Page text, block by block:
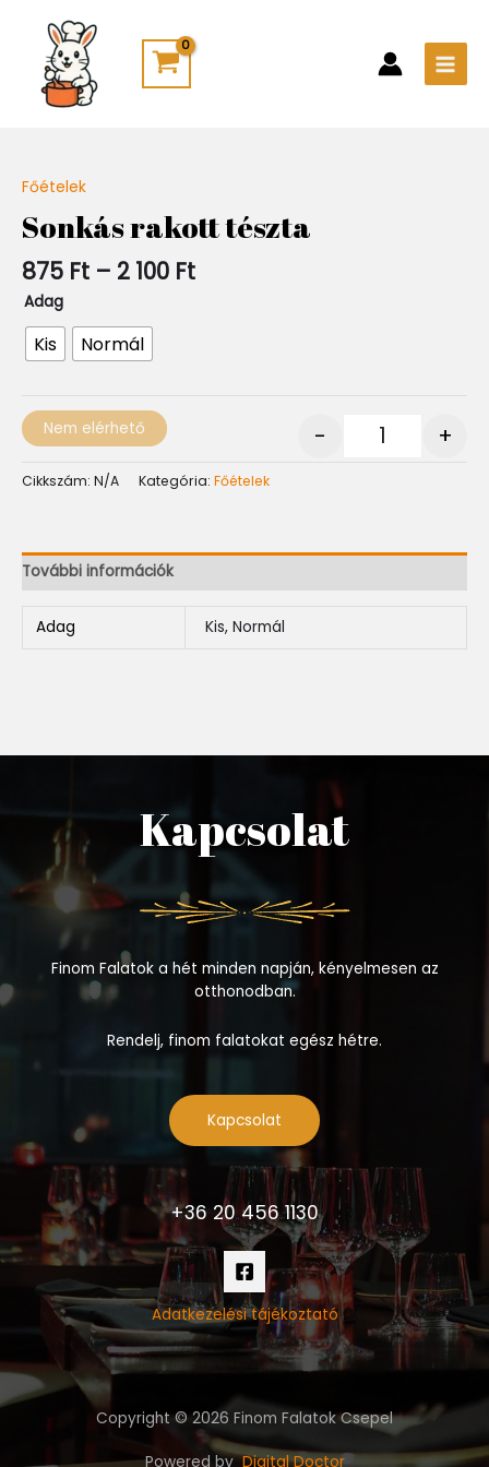
content
Főételek
Sonkás rakott tészta
875 Ft – 2 100 Ft
875 Ft
-
2
100 Ft
Adag
Kis Normál
- +
Nem elérhető
Cikkszám: N/A Kategória: Főételek
További információk
Adag Kis, Normál
Kapcsolat
Finom Falatok a hét minden napján, kényelmesen az
otthonodban.
Rendelj, finom falatokat egész hétre.
Kapcsolat
+36 20 456 1130
Adatkezelési tájékoztató
Copyright © 2026 Finom Falatok Csepel
Powered byDigital Doctor